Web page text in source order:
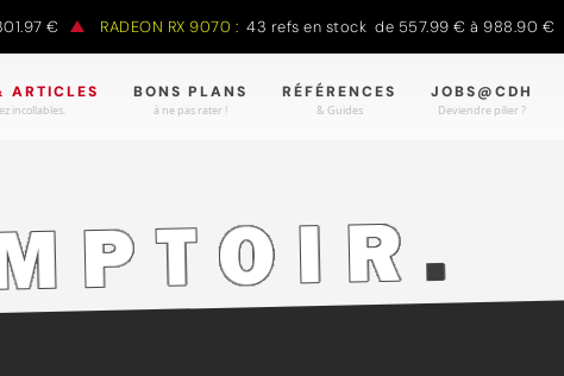
€ RADEON RX 9070 : 43 refs en stock de 557.99 € à 988.90 €
ARTICLES
incollables.
BONS PLANS
à ne pas rater !
RÉFÉRENCES
& Guides
JOBS@CDH
Deviendre pilier ?